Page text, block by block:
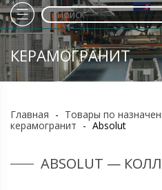
КЕРАМОГРАНИТ
Главная - Товары по
керамогранит - Absolut
ABSOLUT —